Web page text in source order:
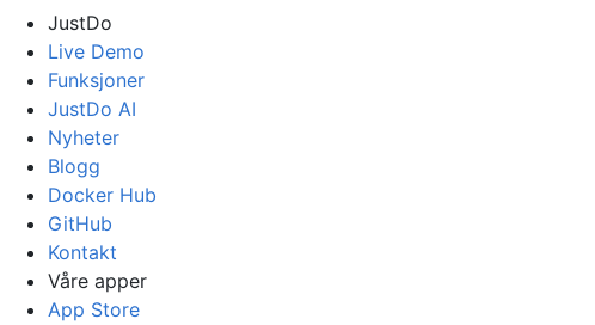
JustDo
Live Demo
Funksjoner
JustDo AI
Nyheter
Blogg
Docker Hub
GitHub
Kontakt
Våre apper
App Store